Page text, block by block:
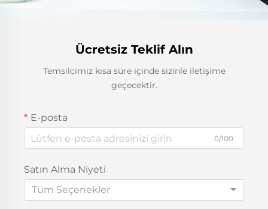
Ücretsiz Teklif Alın
Temsilcimiz kısa süre içinde sizinle iletişime
geçecektir.
E-posta
0/100
Satın Alma Niyeti
Tüm Seçenekler